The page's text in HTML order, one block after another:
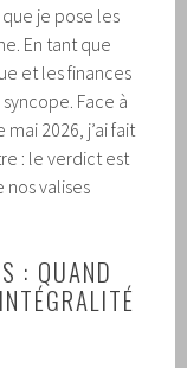
que je pose les
En tant que
et les finances
Face à
2026, j’ai fait
: le verdict est
valises
: QUAND